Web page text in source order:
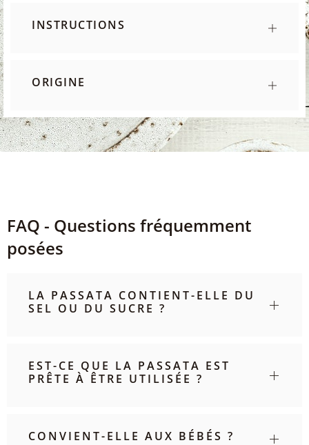
INSTRUCTIONS
ORIGINE
FAQ - Questions fréquemment
posées
LA PASSATA CONTIENT-ELLE DU
SEL OU DU SUCRE ?
EST-CE QUE LA PASSATA EST
PRÊTE À ÊTRE UTILISÉE ?
CONVIENT-ELLE AUX BÉBÉS ?